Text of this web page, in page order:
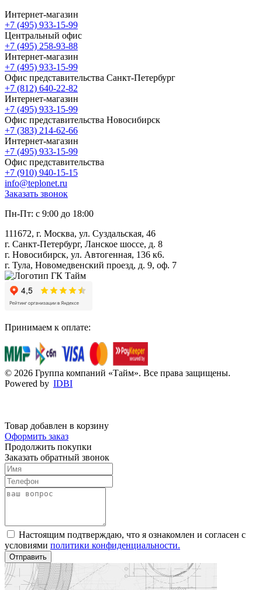
Интернет-магазин
+7 (495) 933-15-99
Центральный офис
+7 (495) 258-93-88
Интернет-магазин
+7 (495) 933-15-99
Офис представительства Санкт-Петербург
+7 (812) 640-22-82
Интернет-магазин
+7 (495) 933-15-99
Офис представительства Новосибирск
+7 (383) 214-62-66
Интернет-магазин
+7 (495) 933-15-99
Офис представительства
+7 (910) 940-15-15
info@teplonet.ru
Заказать звонок
Пн-Пт: с 9:00 до 18:00
111672, г. Москва, ул. Суздальская, 46
г. Санкт-Петербург, Ланское шоссе, д. 8
г. Новосибирск, ул. Автогенная, 136 к6.
г. Тула, Новомедвенский проезд, д. 9, оф. 7
Принимаем к оплате:
© 2026 Группа компаний «Тайм». Все права защищены.
Powered by IDBI
Товар добавлен в корзину
Оформить заказ
Продолжить покупки
Заказать обратный звонок
Настоящим подтверждаю, что я ознакомлен и согласен с
условиями политики конфиденциальности.
Отправить